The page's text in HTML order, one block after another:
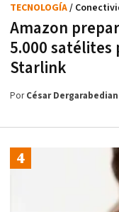
Amazon
5.000 satélites
Starlink
TECNOLOGÍA/
PorCésar Dergarabedian